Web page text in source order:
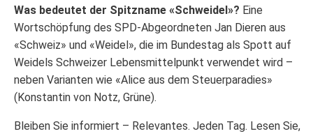
Was bedeutet der Spitzname «Schweidel»? Eine
Wortschöpfung des SPD-Abgeordneten Jan Dieren aus
«Schweiz» und «Weidel», die im Bundestag als Spott auf
Weidels Schweizer Lebensmittelpunkt verwendet wird –
neben Varianten wie «Alice aus dem Steuerparadies»
(Konstantin von Notz, Grüne).
Bleiben Sie informiert – Relevantes. Jeden Tag. Lesen Sie,